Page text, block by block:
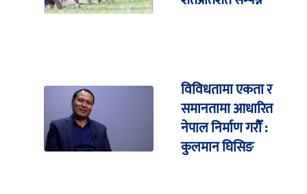
विविधतामा एकता र
समानतामा आधारित
नेपाल निर्माण गरौँ :
कुलमान घिसिङ